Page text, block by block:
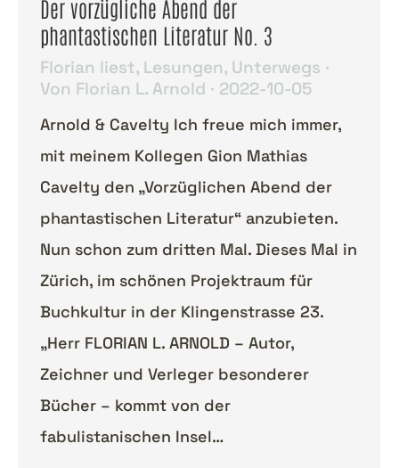
Der vorzügliche Abend der
phantastischen Literatur No. 3
Florian liest, Lesungen, Unterwegs
Von Florian L. Arnold 2022-10-05
Arnold & Cavelty Ich freue mich immer,
mit meinem Kollegen Gion Mathias
Cavelty den „Vorzüglichen Abend der
phantastischen Literatur“ anzubieten.
Nun schon zum dritten Mal. Dieses Mal in
Zürich, im schönen Projektraum für
Buchkultur in der Klingenstrasse 23.
„Herr FLORIAN L. ARNOLD – Autor,
Zeichner und Verleger besonderer
Bücher – kommt von der
fabulistanischen Insel…